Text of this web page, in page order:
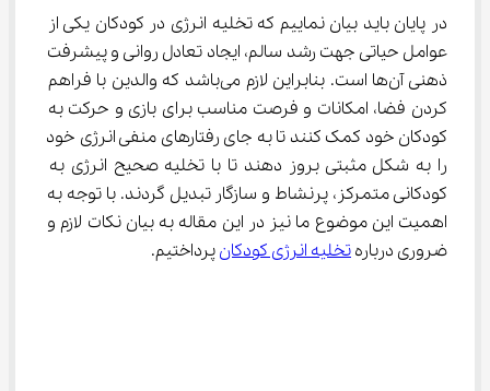
در پایان باید بیان نماییم که تخلیه انرژی در کودکان یکی از
عوامل حیاتی جهت رشد سالم، ایجاد تعادل روانی و پیشرفت
ذهنی آن‌ها است. بنابراین لازم می‌باشد که والدین با فراهم
کردن فضا، امکانات و فرصت مناسب برای بازی و حرکت به
کودکان خود کمک کنند تا به جای رفتارهای منفی انرژی خود
را به شکل مثبتی بروز دهند تا با تخلیه صحیح انرژی به
کودکانی متمرکز، پرنشاط‌ و سازگار تبدیل گردند. با توجه به
اهمیت این موضوع ما نیز در این مقاله به بیان نکات لازم و
ضروری درباره تخلیه انرژی کودکان پرداختیم.